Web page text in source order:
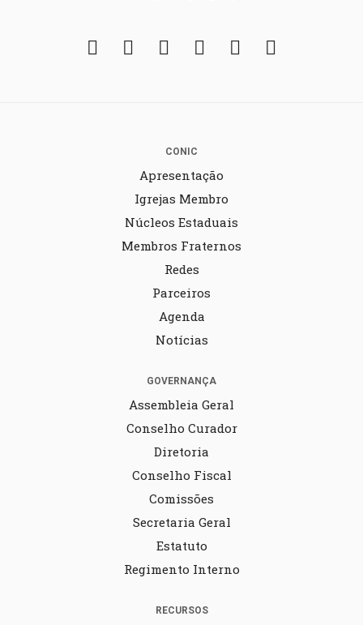
FacebookTwitter Instagram
YouTubeFickr
CONIC
Apresentação
Igrejas Membro
Núcleos Estaduais
Membros Fraternos
Redes
Parceiros
Agenda
Notícias
GOVERNANÇA
Assembleia Geral
Conselho Curador
Diretoria
Conselho Fiscal
Comissões
Secretaria Geral
Estatuto
Regimento Interno
RECURSOS